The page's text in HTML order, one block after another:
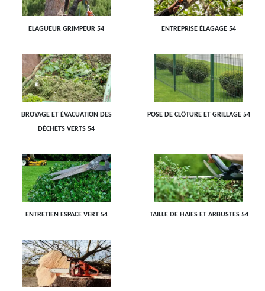
ELAGUEUR GRIMPEUR 54 ENTREPRISE ÉLAGAGE 54
BROYAGE ET ÉVACUATION DES
DÉCHETS VERTS 54
POSE DE CLÔTURE ET GRILLAGE 54
ENTRETIEN ESPACE VERT 54 TAILLE DE HAIES ET ARBUSTES 54